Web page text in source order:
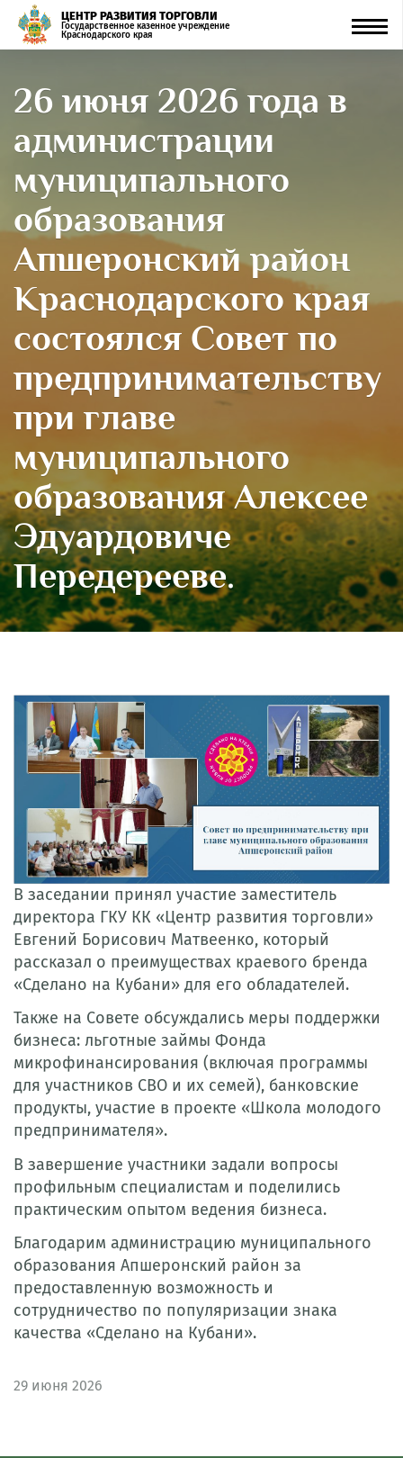
ЦЕНТР РАЗВИТИЯ ТОРГОВЛИ
Государственное казенное учреждение
Краснодарского края
26 июня 2026 года в
администрации
муниципального
образования
Апшеронский район
Краснодарского края
состоялся Совет по
предпринимательству
при главе
муниципального
образования Алексее
Эдуардовиче
Передерееве.
В заседании принял участие заместитель
директора ГКУ КК «Центр развития торговли»
Евгений Борисович Матвеенко, который
рассказал о преимуществах краевого бренда
«Сделано на Кубани» для его обладателей.
Также на Совете обсуждались меры поддержки
бизнеса: льготные займы Фонда
микрофинансирования (включая программы
для участников СВО и их семей), банковские
продукты, участие в проекте «Школа молодого
предпринимателя».
В завершение участники задали вопросы
профильным специалистам и поделились
практическим опытом ведения бизнеса.
Благодарим администрацию муниципального
образования Апшеронский район за
предоставленную возможность и
сотрудничество по популяризации знака
качества «Сделано на Кубани».
29 июня 2026